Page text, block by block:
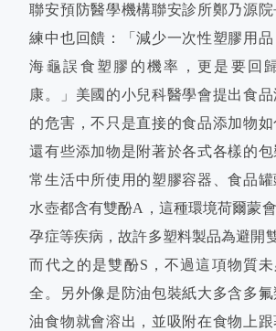
聯安預防醫學機構聯安診所鄭乃源院
練中也回饋：「減少一次性塑膠用
海龜誤食塑膠的機率，更是要回
康。」美國的小兒科醫學會提出食
的危害，不只是直接的食品添加物如
還有些添加物是附著於各式各樣的包
常生活中所使用的塑膠容器、食品
水壺都含有雙酚A，這種環境荷爾蒙
孕症等疾病，故許多塑料製品為避開
而代之的是雙酚S，不過這項物質
全。另外像是防油包裝紙大多含多
油食物就會溶出，並吸附在食物上